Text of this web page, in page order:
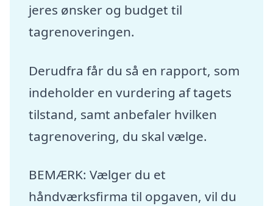
jeres ønsker og budget til
tagrenoveringen.
Derudfra får du så en rapport, som
indeholder en vurdering af tagets
tilstand, samt anbefaler hvilken
tagrenovering, du skal vælge.
BEMÆRK: Vælger du et
håndværksfirma til opgaven, vil du